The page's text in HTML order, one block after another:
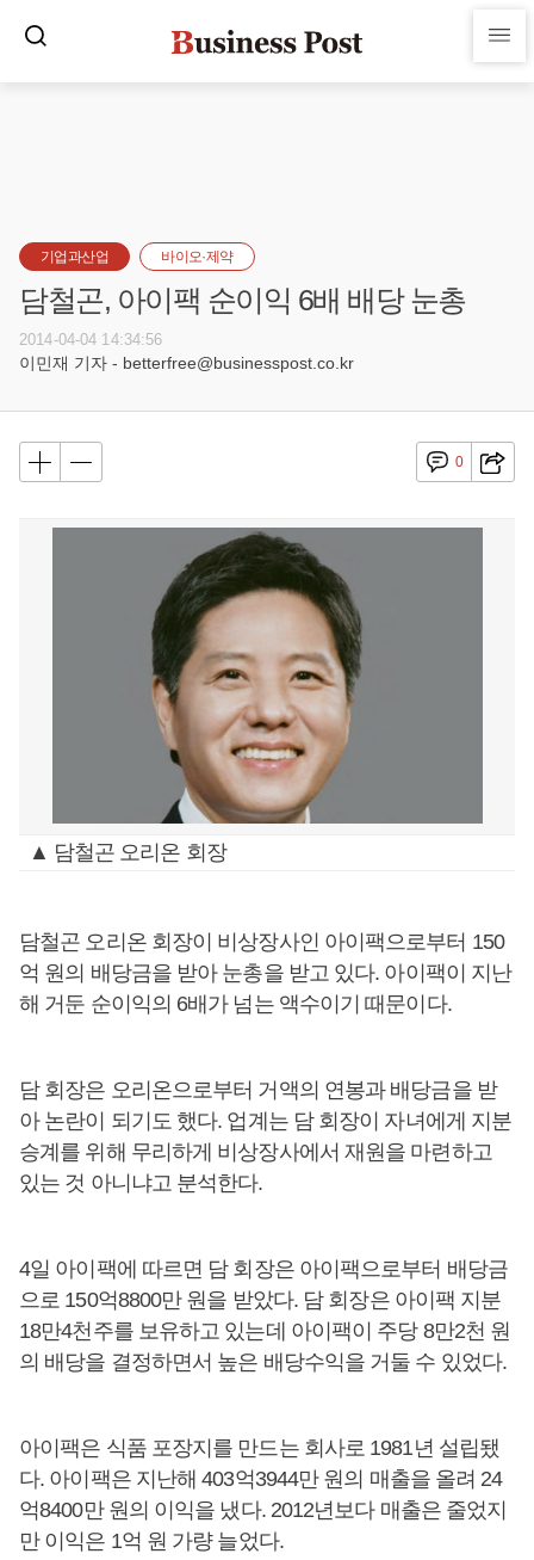
기업과산업 바이오·제약
담철곤, 아이팩 순이익 6배 배당 눈총
2014-04-04 14:34:56
이민재 기자 - betterfree@businesspost.co.kr
0
▲ 담철곤 오리온 회장
담철곤 오리온 회장이 비상장사인 아이팩으로부터 150
억 원의 배당금을 받아 눈총을 받고 있다. 아이팩이 지난
해 거둔 순이익의 6배가 넘는 액수이기 때문이다.
담 회장은 오리온으로부터 거액의 연봉과 배당금을 받
아 논란이 되기도 했다. 업계는 담 회장이 자녀에게 지분
승계를 위해 무리하게 비상장사에서 재원을 마련하고
있는 것 아니냐고 분석한다.
4일 아이팩에 따르면 담 회장은 아이팩으로부터 배당금
으로 150억8800만 원을 받았다. 담 회장은 아이팩 지분
18만4천주를 보유하고 있는데 아이팩이 주당 8만2천 원
의 배당을 결정하면서 높은 배당수익을 거둘 수 있었다.
아이팩은 식품 포장지를 만드는 회사로 1981년 설립됐
다. 아이팩은 지난해 403억3944만 원의 매출을 올려 24
억8400만 원의 이익을 냈다. 2012년보다 매출은 줄었지
만 이익은 1억 원 가량 늘었다.